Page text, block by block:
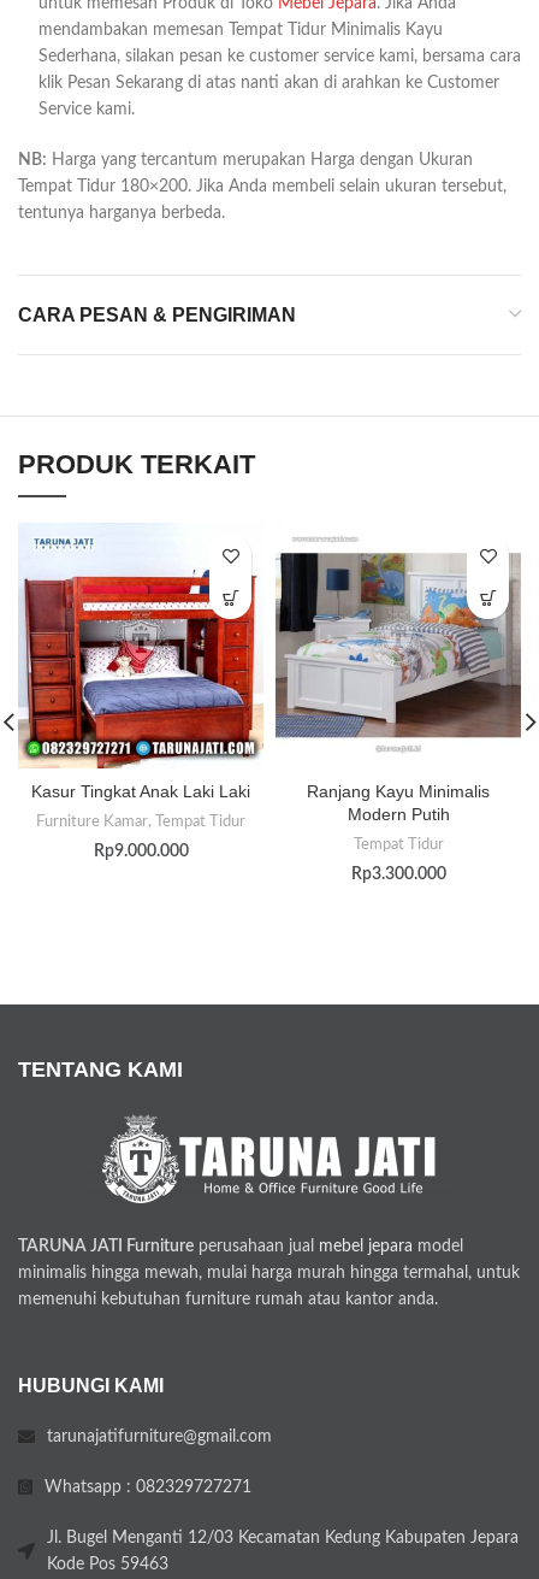
untuk memesan Produk di Toko Mebel Jepara. Jika Anda
mendambakan memesan Tempat Tidur Minimalis Kayu
Sederhana, silakan pesan ke customer service kami, bersama cara
klik Pesan Sekarang di atas nanti akan di arahkan ke Customer
Service kami.
NB: Harga yang tercantum merupakan Harga dengan Ukuran
Tempat Tidur 180×200. Jika Anda membeli selain ukuran tersebut,
tentunya harganya berbeda.
CARA PESAN & PENGIRIMAN
PRODUK TERKAIT
Kasur Tingkat Anak Laki Laki
Furniture Kamar,
Tempat Tidur
Rp9.000.000
Ranjang Kayu Minimalis
Modern Putih
Tempat Tidur
Rp3.300.000
TENTANG KAMI
TARUNA JATI Furniture perusahaan jual mebel jepara model
minimalis hingga mewah, mulai harga murah hingga termahal, untuk
memenuhi kebutuhan furniture rumah atau kantor anda.
HUBUNGI KAMI
tarunajatifurniture@gmail.com
Whatsapp : 082329727271
Jl. Bugel Menganti 12/03 Kecamatan Kedung Kabupaten Jepara
Kode Pos 59463